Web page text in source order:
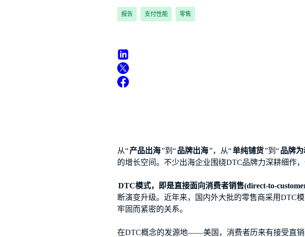
报告 支付性能 零售
从“产品出海”到“品牌出海”，从“单纯铺货”到“品牌
的增长空间。不少出海企业围绕DTC品牌力深耕细作，
DTC模式，即是直接面向消费者销售(direct-to-
断演变升级。近年来，国内外大批的零售商采用DTC
牢固而紧密的关系。
在DTC概念的发源地——美国，消费者历来有接受直